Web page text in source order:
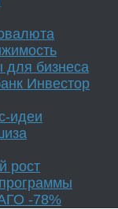
для бизнеса
Инвестор
идеи
рост
-78%